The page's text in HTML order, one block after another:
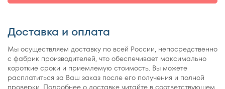
165x200
170x190
170x200
180x180
180x190
Доставка и оплата
Мы осуществляем доставку по всей России, непосредственно
с фабрик производителей, что обеспечивает максимально
короткие сроки и приемлемую стоимость. Вы можете
расплатиться за Ваш заказ после его получения и полной